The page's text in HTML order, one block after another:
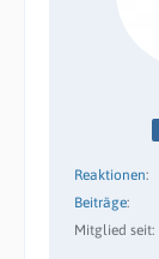
Reaktionen
Beiträge
Mitglied seit